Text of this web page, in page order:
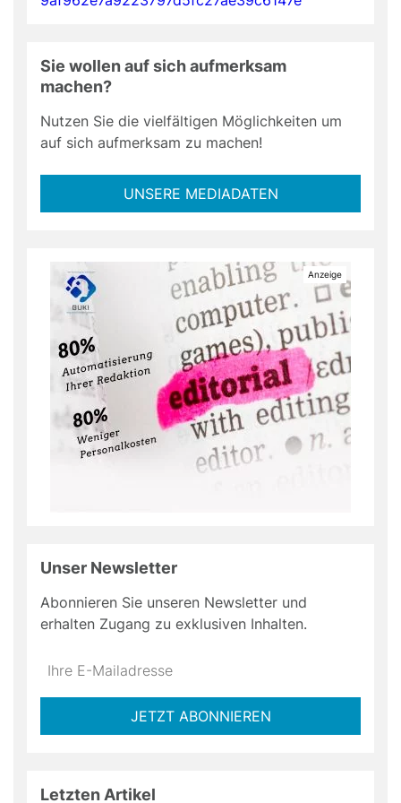
Sie wollen auf sich aufmerksam
machen?
Nutzen Sie die vielfältigen Möglichkeiten um
auf sich aufmerksam zu machen!
UNSERE MEDIADATEN
Unser Newsletter
Abonnieren Sie unseren Newsletter und
erhalten Zugang zu exklusiven Inhalten.
Do
*Ihre
JETZT ABONNIEREN
Letzten Artikel